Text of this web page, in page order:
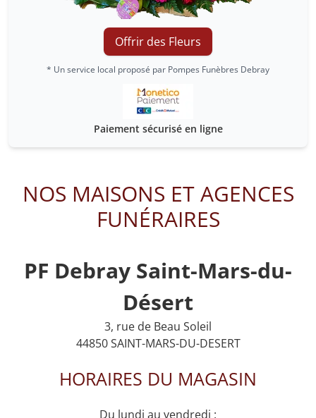
Offrir des Fleurs
* Un service local proposé par Pompes Funèbres Debray
Paiement sécurisé en ligne
NOS MAISONS ET AGENCES
FUNÉRAIRES
PF Debray Saint-Mars-du-
Désert
3, rue de Beau Soleil
44850 SAINT-MARS-DU-DESERT
HORAIRES DU MAGASIN
Du lundi au vendredi :